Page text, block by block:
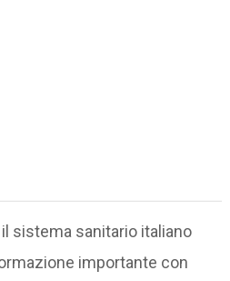
il sistema sanitario italiano
importante con